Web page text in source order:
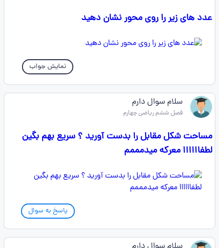
عدد های زیر را روی محور نشان دهید
نمایش جواب
سلام سوال دارم
فصل ششم ریاضی چهارم
مساحت شکل مقابل را بدست آورید ؟ سریع بهم بگین
لطفاااااا معرکه میدمممم
پاسخ به سوال